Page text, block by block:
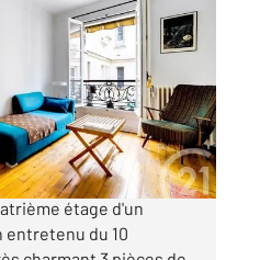
vendre
€
!!! RUE LA
étage d'un
entretenu du 10